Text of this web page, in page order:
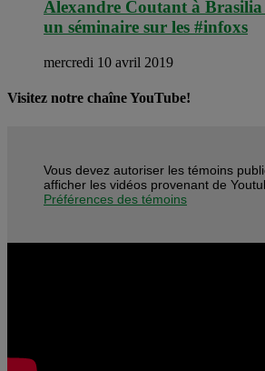
Alexandre Coutant à
un séminaire sur les #infoxs
mercredi 10 avril 2019
Visitez notre chaîne YouTube!
Vous devez autoriser les témoins
afficher les vidéos provenant de
Préférences des témoins